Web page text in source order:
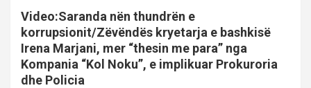
Video:Saranda nën thundrën e
korrupsionit/Zëvëndës kryetarja e bashkisë
Irena Marjani, mer “thesin me para” nga
Kompania “Kol Noku”, e implikuar Prokuroria
dhe Policia